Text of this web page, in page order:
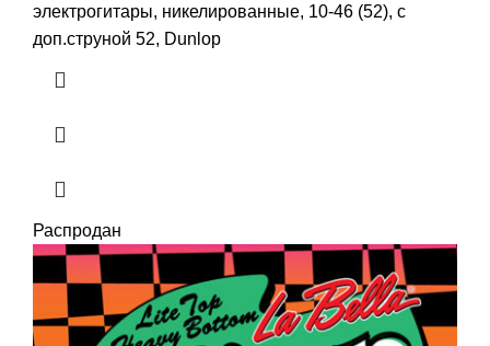
электрогитары, никелированные, 10-46 (52), с
доп.струной 52, Dunlop
Распродан